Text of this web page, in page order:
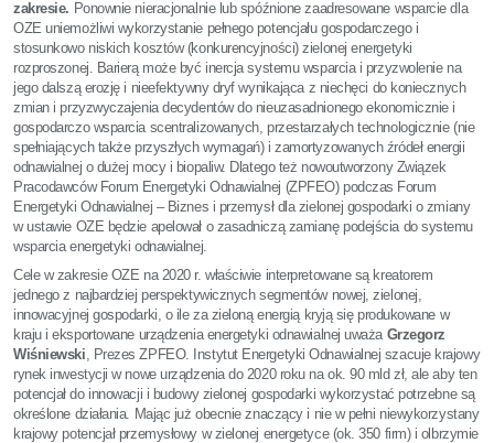
zakresie. Ponownie nieracjonalnie lub spóźnione zaadresowane wsparcie dla
OZE uniemożliwi wykorzystanie pełnego potencjału gospodarczego i
stosunkowo niskich kosztów (konkurencyjności) zielonej energetyki
rozproszonej. Barierą może być inercja systemu wsparcia i przyzwolenie na
jego dalszą erozję i nieefektywny dryf wynikająca z niechęci do koniecznych
zmian i przyzwyczajenia decydentów do nieuzasadnionego ekonomicznie i
gospodarczo wsparcia scentralizowanych, przestarzałych technologicznie (nie
spełniających także przyszłych wymagań) i zamortyzowanych źródeł energii
odnawialnej o dużej mocy i biopaliw. Dlatego też nowoutworzony Związek
Pracodawców Forum Energetyki Odnawialnej (ZPFEO) podczas Forum
Energetyki Odnawialnej – Biznes i przemysł dla zielonej gospodarki o zmiany
w ustawie OZE będzie apelował o zasadniczą zamianę podejścia do systemu
wsparcia energetyki odnawialnej.
Cele w zakresie OZE na 2020 r. właściwie interpretowane są kreatorem
jednego z najbardziej perspektywicznych segmentów nowej, zielonej,
innowacyjnej gospodarki, o ile za zieloną energią kryją się produkowane w
kraju i eksportowane urządzenia energetyki odnawialnej uważa Grzegorz
Wiśniewski, Prezes ZPFEO. Instytut Energetyki Odnawialnej szacuje krajowy
rynek inwestycji w nowe urządzenia do 2020 roku na ok. 90 mld zł, ale aby ten
potencjał do innowacji i budowy zielonej gospodarki wykorzystać potrzebne są
określone działania. Mając już obecnie znaczący i nie w pełni niewykorzystany
krajowy potencjał przemysłowy w zielonej energetyce (ok. 350 firm) i olbrzymie